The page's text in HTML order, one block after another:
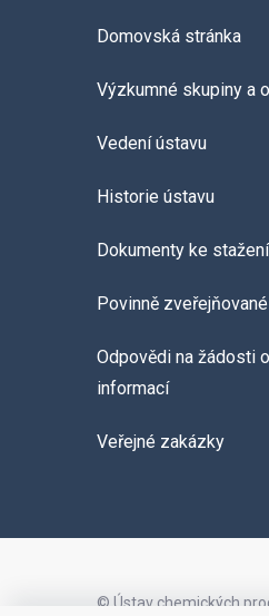
Domovská stránka
Výzkumné skupiny a
Vedení ústavu
Historie ústavu
Dokumenty ke stažení
Povinně
Odpovědi na žádosti
informací
Veřejné zakázky
© Ústav chemických